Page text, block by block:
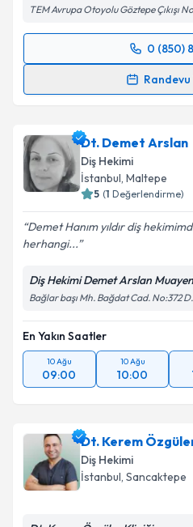
TEM Avrupa Otoyolu Göztepe Çıkışı
0 (850)
Randevu Takvimi
takvim hazırlandığında e-
E-posta Adresiniz
kapsamda işlenmesini
Dt. Demet Arslan
Diş Hekimi
İstanbul, Maltepe
5 (1 Değerlendirme)
Demet Hanım yıldır diş
herhangi...
Diş Hekimi Demet Arslan
Bağlar başı Mh. Bağdat Cad. No:372
En Yakın Saatler
10 Ağu
09:00
10 Ağu
10:00
Dt. Kerem
Diş Hekimi
İstanbul, Sancaktepe